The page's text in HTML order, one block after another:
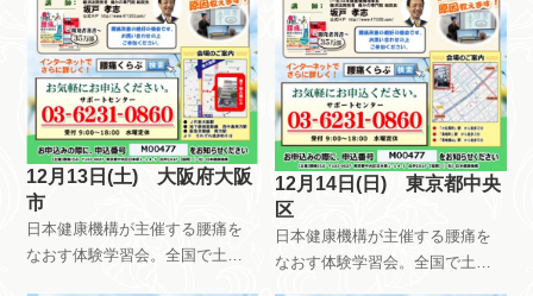
12月13日(土) 大阪府大阪
市
日本健康機構が主催する腰痛を
なおす体験学習会。全国で土曜
12月14日(日) 東京都中央
区
日本健康機構が主催する腰痛を
なおす体験学習会。全国で土曜